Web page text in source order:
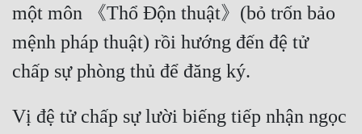
một môn 《Thổ Độn thuật》(bỏ trốn bảo
mệnh pháp thuật) rồi hướng đến đệ tử
Vị đệ tử chấp sự lười biếng tiếp nhận ngọc